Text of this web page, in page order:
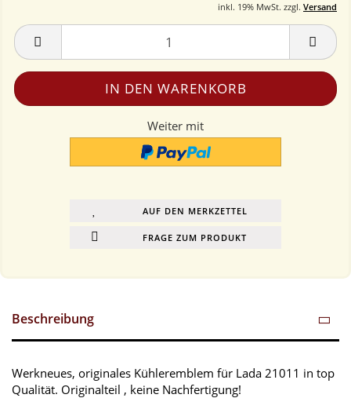
inkl. 19% MwSt. zzgl. Versand
Weiter mit
AUF DEN MERKZETTEL
FRAGE ZUM PRODUKT
Beschreibung
Werkneues, originales Kühleremblem für Lada 21011 in top
Qualität. Originalteil , keine Nachfertigung!